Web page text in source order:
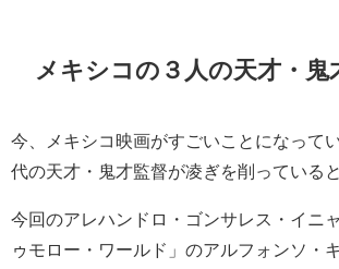
メキシコの３人の天才・鬼
今、メキシコ映画がすごいことになって
代の天才・鬼才監督が凌ぎを削っていると
今回のアレハンドロ・ゴンサレス・イニ
ゥモロー・ワールド」のアルフォンソ・